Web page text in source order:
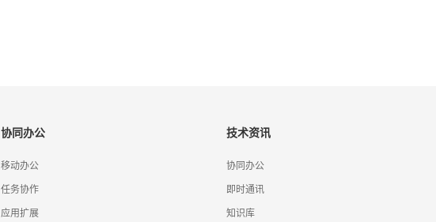
协同办公
移动办公
任务协作
应用扩展
技术资讯
协同办公
即时通讯
知识库